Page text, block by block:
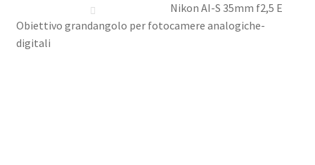
Metodi di pagamento
Nikon AI-S 35mm f2,5 E
Obiettivo grandangolo per fotocamere analogiche-
digitali